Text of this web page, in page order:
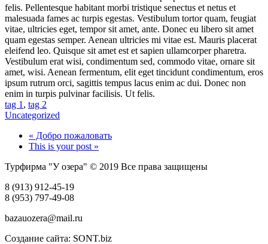
felis. Pellentesque habitant morbi tristique senectus et netus et
malesuada fames ac turpis egestas. Vestibulum tortor quam, feugiat
vitae, ultricies eget, tempor sit amet, ante. Donec eu libero sit amet
quam egestas semper. Aenean ultricies mi vitae est. Mauris placerat
eleifend leo. Quisque sit amet est et sapien ullamcorper pharetra.
Vestibulum erat wisi, condimentum sed, commodo vitae, ornare sit
amet, wisi. Aenean fermentum, elit eget tincidunt condimentum, eros
ipsum rutrum orci, sagittis tempus lacus enim ac dui. Donec non
enim in turpis pulvinar facilisis. Ut felis.
tag 1 , tag 2
Uncategorized
« Добро пожаловать
This is your post »
Турфирма "У озера" © 2019 Все права защищены
8 (913) 912-45-19
8 (953) 797-49-08
bazauozera@mail.ru
Создание сайта: SONT.biz